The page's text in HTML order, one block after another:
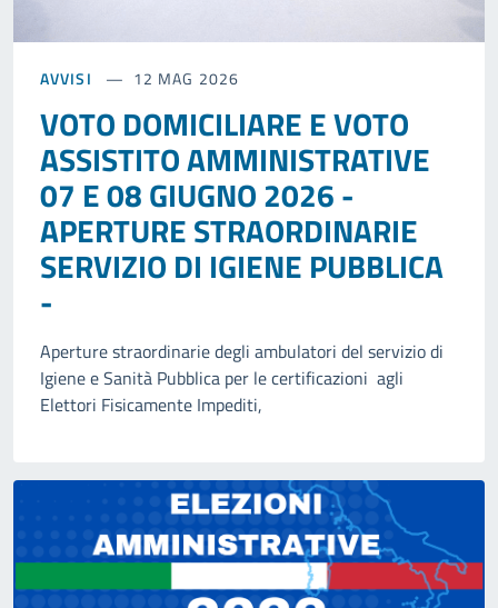
AVVISI 12 MAG 2026
VOTO DOMICILIARE E VOTO
ASSISTITO AMMINISTRATIVE
07 E 08 GIUGNO 2026 -
APERTURE STRAORDINARIE
SERVIZIO DI IGIENE PUBBLICA
-
Aperture straordinarie degli ambulatori del servizio di
Igiene e Sanità Pubblica per le certificazioni agli
Elettori Fisicamente Impediti,